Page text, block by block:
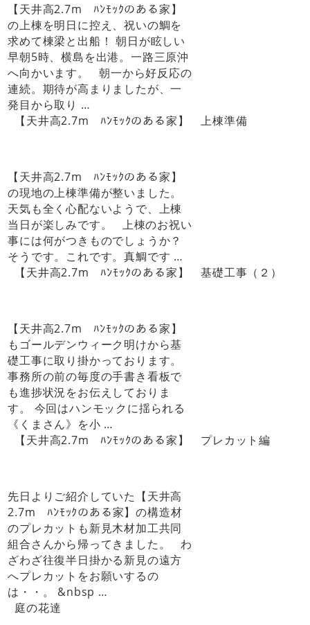
【天井高2.7m ﾊﾝﾓｯｸのある家】
の上棟を明日に控え、祝いの鯛を
求めて棟梁と出船！ 朝日が眩しい
早朝5時、横島を出港。一路三原沖
へ向かいます。 朝一から好反応の
連続。期待が高まりましたが、一
発目から取り …
【天井高2.7m ﾊﾝﾓｯｸのある家】 上棟準備
【天井高2.7m ﾊﾝﾓｯｸのある家】
の現地の上棟準備が整いました。
天気も全く心配ないようで、上棟
当日が楽しみです。 上棟のお祝い
事には何がつきものでしょうか？
そうです。これです。真鯛です …
【天井高2.7m ﾊﾝﾓｯｸのある家】 基礎工事（２）
【天井高2.7m ﾊﾝﾓｯｸのある家】
もゴールデンウィーク明けから基
礎工事に取り掛かっております。
事務所の前の毎度の手書き看板で
も進捗状況をお伝えしておりま
す。 今回はハンモックに揺られる
《くまさん》を小 …
【天井高2.7m ﾊﾝﾓｯｸのある家】 プレカット編
先日よりご紹介していた【天井高
2.7m ﾊﾝﾓｯｸのある家】の構造材
のプレカットも新見木材加工共同
組合さんから帰ってきました。 わ
ざわざ往復半日掛かる新見の遠方
へプレカットをお願いするの
は・・。 &nbsp …
庭の花達